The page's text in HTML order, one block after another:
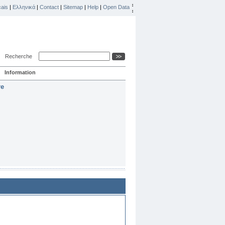
| Ελληνικά | Contact | Sitemap | Help | Open Data
Recherche
Information